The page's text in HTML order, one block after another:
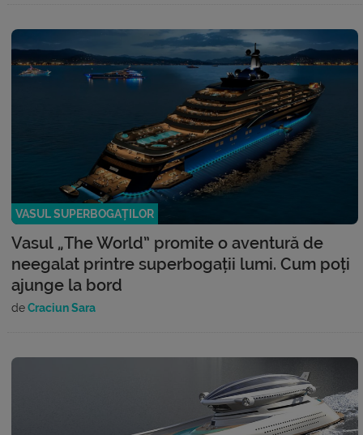
VASUL SUPERBOGAȚILOR
Vasul „The World” promite o aventură de
neegalat printre superbogații lumi. Cum poți
ajunge la bord
deCraciun Sara